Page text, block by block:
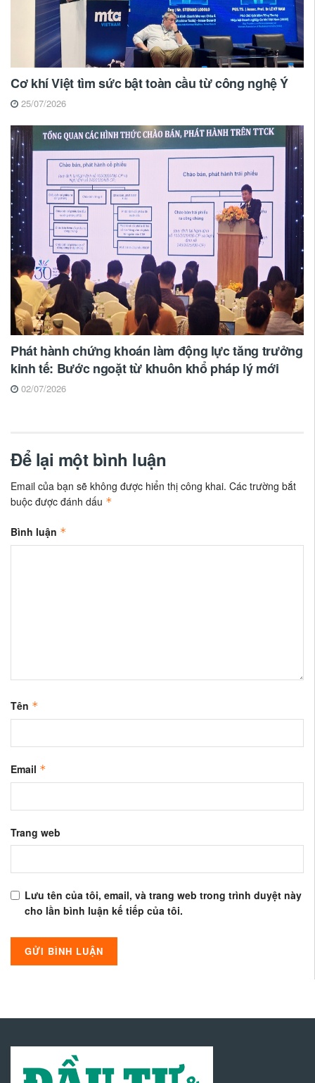
Cơ khí Việt tìm sức bật toàn cầu từ công nghệ Ý
25/07/2026
Phát hành chứng khoán làm động lực tăng trưởng
kinh tế: Bước ngoặt từ khuôn khổ pháp lý mới
02/07/2026
Để lại một bình luận
Email của bạn sẽ không được hiển thị công khai. Các trường bắt
buộc được đánh dấu *
Bình luận *
Tên *
Email *
Trang web
Lưu tên của tôi, email, và trang web trong trình duyệt này
cho lần bình luận kế tiếp của tôi.